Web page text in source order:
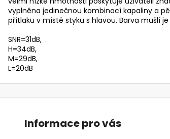
vyplněna jedinečnou kombinací kapaliny a
přítlaku v místě styku s hlavou. Barva mušlí je
SNR=31dB,
H=34dB,
M=29dB,
L=20dB
Informace pro vás